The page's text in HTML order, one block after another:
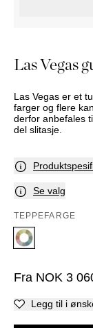
Las Vegas
Las Vegas er et
farger og flere
derfor anbefales
del slitasje.
Se valg
TEPPEFARGE
Fra NOK 3
Legg til i